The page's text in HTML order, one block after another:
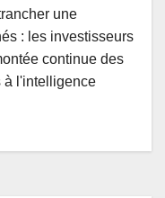
une
: les investisseurs
continue des
à l'intelligence